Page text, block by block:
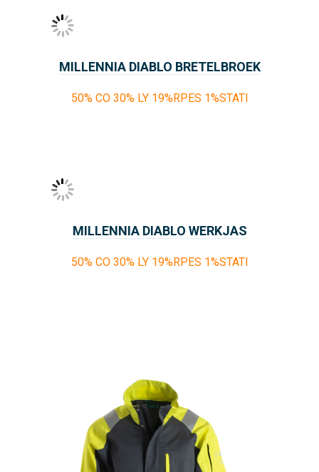
MILLENNIA DIABLO BRETELBROEK
50% CO 30% LY 19%RPES 1%STATI
MILLENNIA DIABLO WERKJAS
50% CO 30% LY 19%RPES 1%STATI